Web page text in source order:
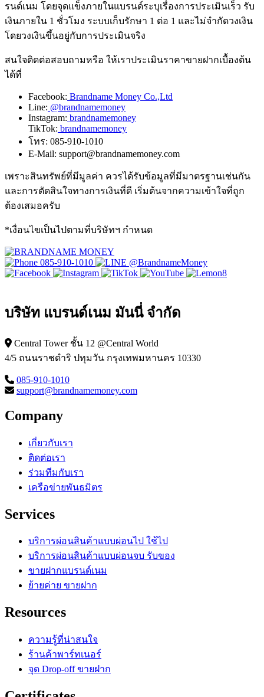
รนด์เนม โดยจุดแข็งภายในแบรนด์ระบุเรื่องการประเมินเร็ว รับ
เงินภายใน 1 ชั่วโมง ระบบเก็บรักษา 1 ต่อ 1 และไม่จำกัดวงเงิน
โดยวงเงินขึ้นอยู่กับการประเมินจริง
สนใจติดต่อสอบถามหรือ ให้เราประเมินราคาขายฝากเบื้องต้น
ได้ที่
Facebook: Brandname Money Co.,Ltd
Line: @brandnamemoney
Instagram: brandnamemoney
TikTok: brandnamemoney
โทร: 085-910-1010
E-Mail: support@brandnamemoney.com
เพราะสินทรัพย์ที่มีมูลค่า ควรได้รับข้อมูลที่มีมาตรฐานเช่นกัน
และการตัดสินใจทางการเงินที่ดี เริ่มต้นจากความเข้าใจที่ถูก
ต้องเสมอครับ
*เงื่อนไขเป็นไปตามที่บริษัทฯ กําหนด
085-910-1010 @BrandnameMoney
บริษัท แบรนด์เนม มันนี่ จำกัด
Central Tower ชั้น 12 @Central World
4/5 ถนนราชดำริ ปทุมวัน กรุงเทพมหานคร 10330
085-910-1010
support@brandnamemoney.com
Company
เกี่ยวกับเรา
ติดต่อเรา
ร่วมทีมกับเรา
เครือข่ายพันธมิตร
Services
บริการผ่อนสินค้าแบบผ่อนไป ใช้ไป
บริการผ่อนสินค้าแบบผ่อนจบ รับของ
ขายฝากแบรนด์เนม
ย้ายค่าย ขายฝาก
Resources
ความรู้ที่น่าสนใจ
ร้านค้าพาร์ทเนอร์
จุด Drop-off ขายฝาก